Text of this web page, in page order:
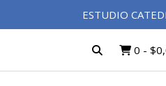
ESTUDIO
0 -